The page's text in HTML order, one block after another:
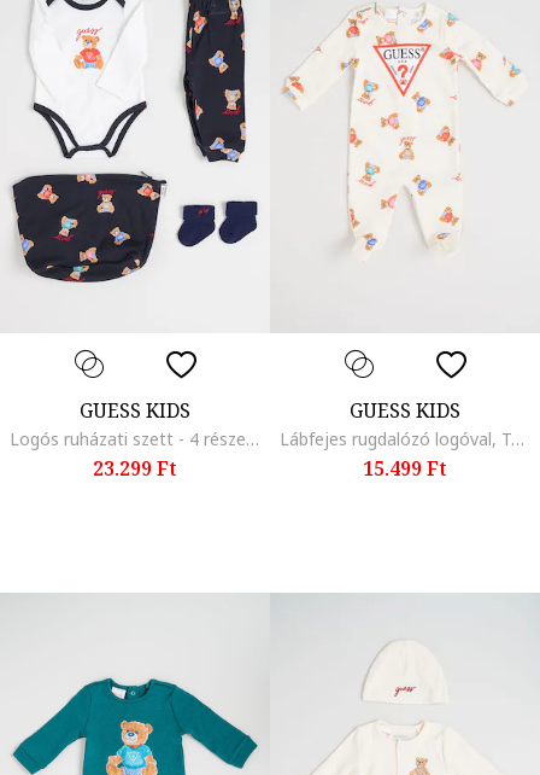
GUESS KIDS
Logós ruházati szett - 4 részes, Fehér/Fekete
23.299 Ft
GUESS KIDS
Lábfejes rugdalózó logóval, Törtfehér
15.499 Ft